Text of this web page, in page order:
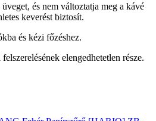
és nem változtatja meg a kávé
keverést biztosít.
és kézi főzéshez.
elengedhetetlen része.